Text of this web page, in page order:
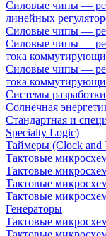
Силовые чипы —
линейных
Силовые чипы —
Силовые чипы —
тока
Силовые чипы —
тока
Системы
Солнечная
Стандартная и
Specialty Logic)
Таймеры (Clock and
Тактовые
Тактовые
Тактовые
Тактовые
Генераторы
Тактовые